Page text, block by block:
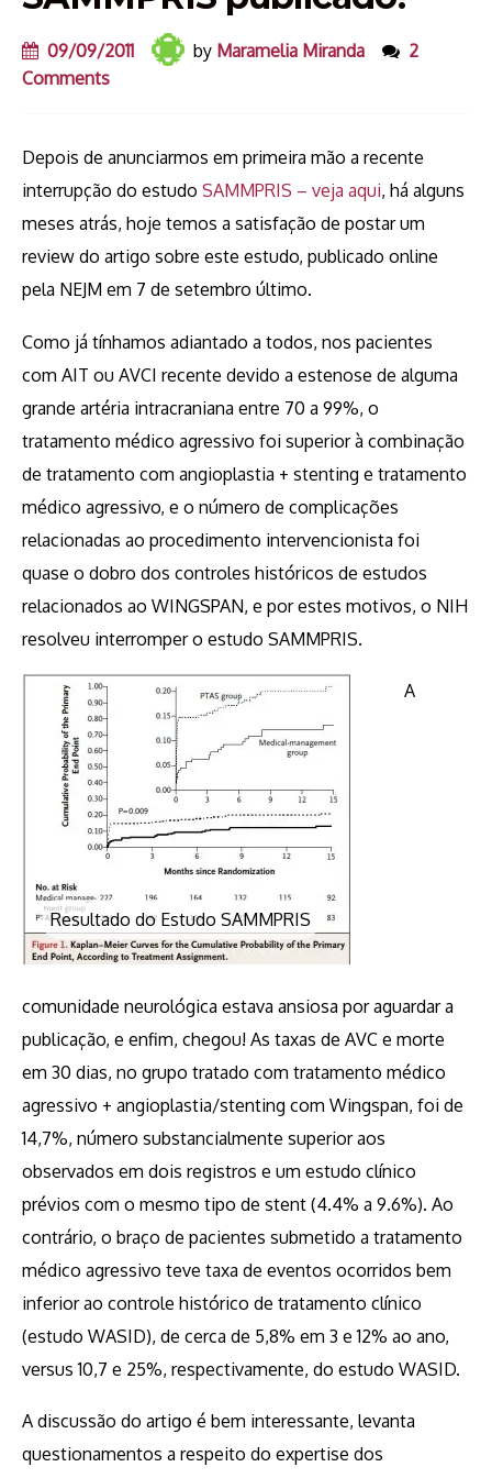
09/09/2011 by Maramelia Miranda
2
Comments
Depois de anunciarmos em primeira mão a recente
interrupção do estudo SAMMPRIS – veja aqui, há alguns
meses atrás, hoje temos a satisfação de postar um
review do artigo sobre este estudo, publicado online
pela NEJM em 7 de setembro último.
Como já tínhamos adiantado a todos, nos pacientes
com AIT ou AVCI recente devido a estenose de alguma
grande artéria intracraniana entre 70 a 99%, o
tratamento médico agressivo foi superior à combinação
de tratamento com angioplastia + stenting e tratamento
médico agressivo, e o número de complicações
relacionadas ao procedimento intervencionista foi
quase o dobro dos controles históricos de estudos
relacionados ao WINGSPAN, e por estes motivos, o NIH
resolveu interromper o estudo SAMMPRIS.
Resultado do Estudo SAMMPRIS
A
comunidade neurológica estava ansiosa por aguardar a
publicação, e enfim, chegou! As taxas de AVC e morte
em 30 dias, no grupo tratado com tratamento médico
agressivo + angioplastia/stenting com Wingspan, foi de
14,7%, número substancialmente superior aos
observados em dois registros e um estudo clínico
prévios com o mesmo tipo de stent (4.4% a 9.6%). Ao
contrário, o braço de pacientes submetido a tratamento
médico agressivo teve taxa de eventos ocorridos bem
inferior ao controle histórico de tratamento clínico
(estudo WASID), de cerca de 5,8% em 3 e 12% ao ano,
versus 10,7 e 25%, respectivamente, do estudo WASID.
A discussão do artigo é bem interessante, levanta
questionamentos a respeito do expertise dos